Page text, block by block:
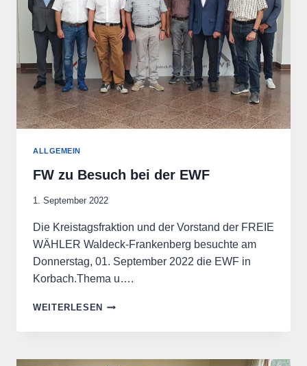
ALLGEMEIN
FW zu Besuch bei der EWF
1. September 2022
Die Kreistagsfraktion und der Vorstand der FREIE
WÄHLER Waldeck-Frankenberg besuchte am
Donnerstag, 01. September 2022 die EWF in
Korbach.Thema u….
WEITERLESEN
FW
BESUCH
DER